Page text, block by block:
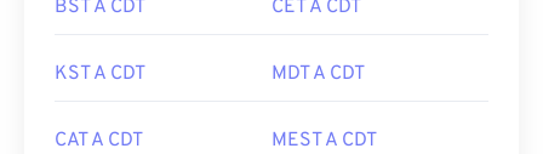
BST A CDT CET A CDT
KST A CDT MDT A CDT
CAT A CDT MEST A CDT